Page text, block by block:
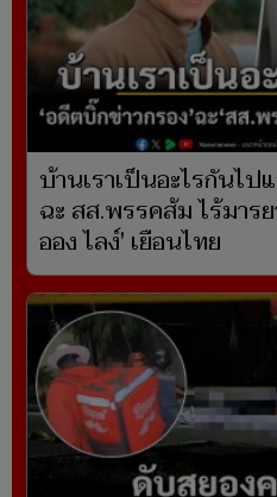
บ้านเราเป็นอะไรกันไป
ฉะ สส.พรรคส้ม ไร้มาร
ออง ไลง์' เยือนไทย